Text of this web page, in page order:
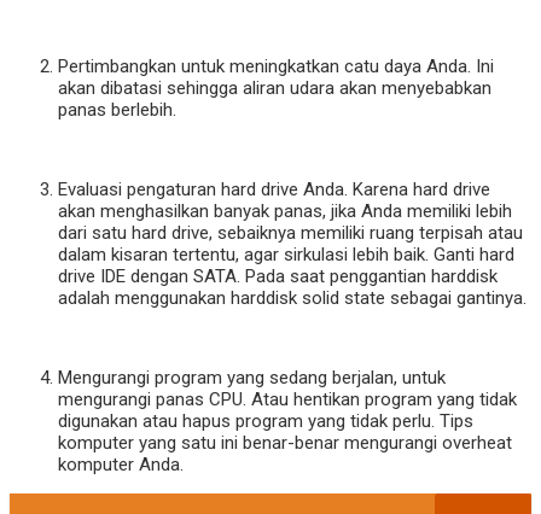
Pertimbangkan untuk meningkatkan catu daya Anda. Ini
akan dibatasi sehingga aliran udara akan menyebabkan
panas berlebih.
Evaluasi pengaturan hard drive Anda. Karena hard drive
akan menghasilkan banyak panas, jika Anda memiliki lebih
dari satu hard drive, sebaiknya memiliki ruang terpisah atau
dalam kisaran tertentu, agar sirkulasi lebih baik. Ganti hard
drive IDE dengan SATA. Pada saat penggantian harddisk
adalah menggunakan harddisk solid state sebagai gantinya.
Mengurangi program yang sedang berjalan, untuk
mengurangi panas CPU. Atau hentikan program yang tidak
digunakan atau hapus program yang tidak perlu. Tips
komputer yang satu ini benar-benar mengurangi overheat
komputer Anda.